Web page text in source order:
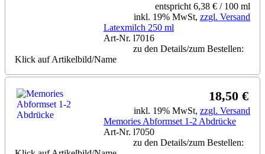
entspricht 6,38 € / 100 ml
inkl. 19% MwSt, zzgl. Versand
Latexmilch 250 ml
Art-Nr. l7016
zu den Details/zum Bestellen:
Klick auf Artikelbild/Name
18,50 €
inkl. 19% MwSt, zzgl. Versand
Memories Abformset 1-2 Abdrücke
Art-Nr. l7050
zu den Details/zum Bestellen: